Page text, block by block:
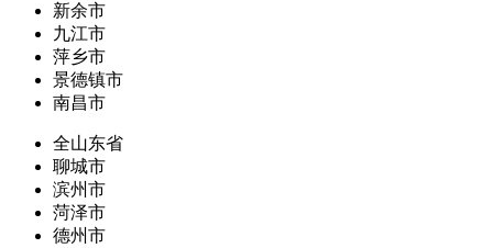
新余市
九江市
萍乡市
景德镇市
南昌市
全山东省
聊城市
滨州市
菏泽市
德州市